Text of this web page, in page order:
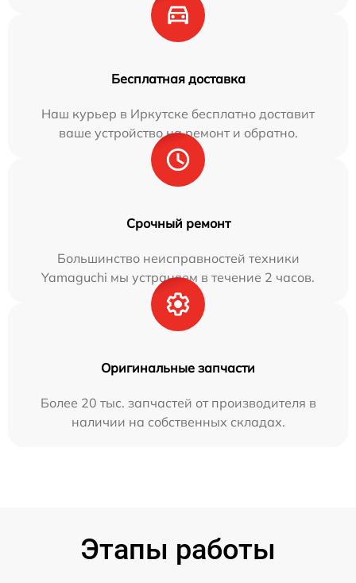
Бесплатная доставка
Наш курьер в Иркутске бесплатно доставит
ваше устройство на ремонт и обратно.
Срочный ремонт
Большинство неисправностей техники
Yamaguchi мы устраняем в течение 2 часов.
Оригинальные запчасти
Более 20 тыс. запчастей от производителя в
наличии на собственных складах.
Этапы работы